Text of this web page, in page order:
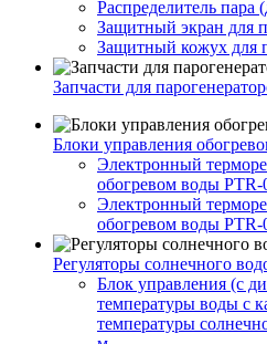
Распределитель пара
Защитный экран для
Защитный кожух для
Запчасти для
Блоки управления
Электронный
обогревом воды PTR-
Электронный
обогревом воды
Регуляторы солнечного
Блок управления (с
температуры воды с
температуры